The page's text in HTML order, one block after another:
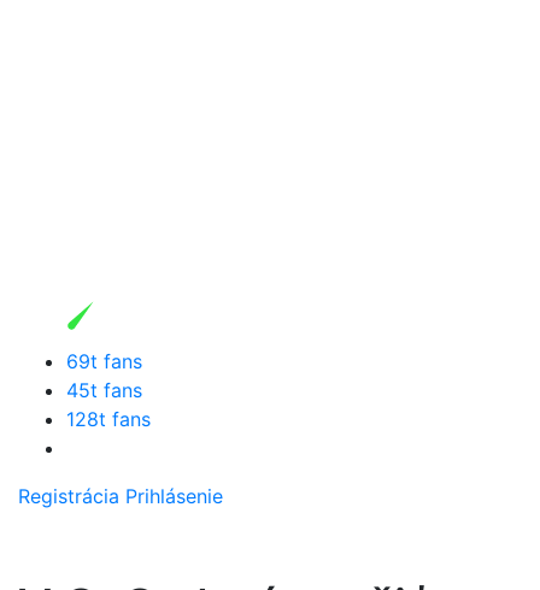
69t fans
45t fans
128t fans
Registrácia Prihlásenie